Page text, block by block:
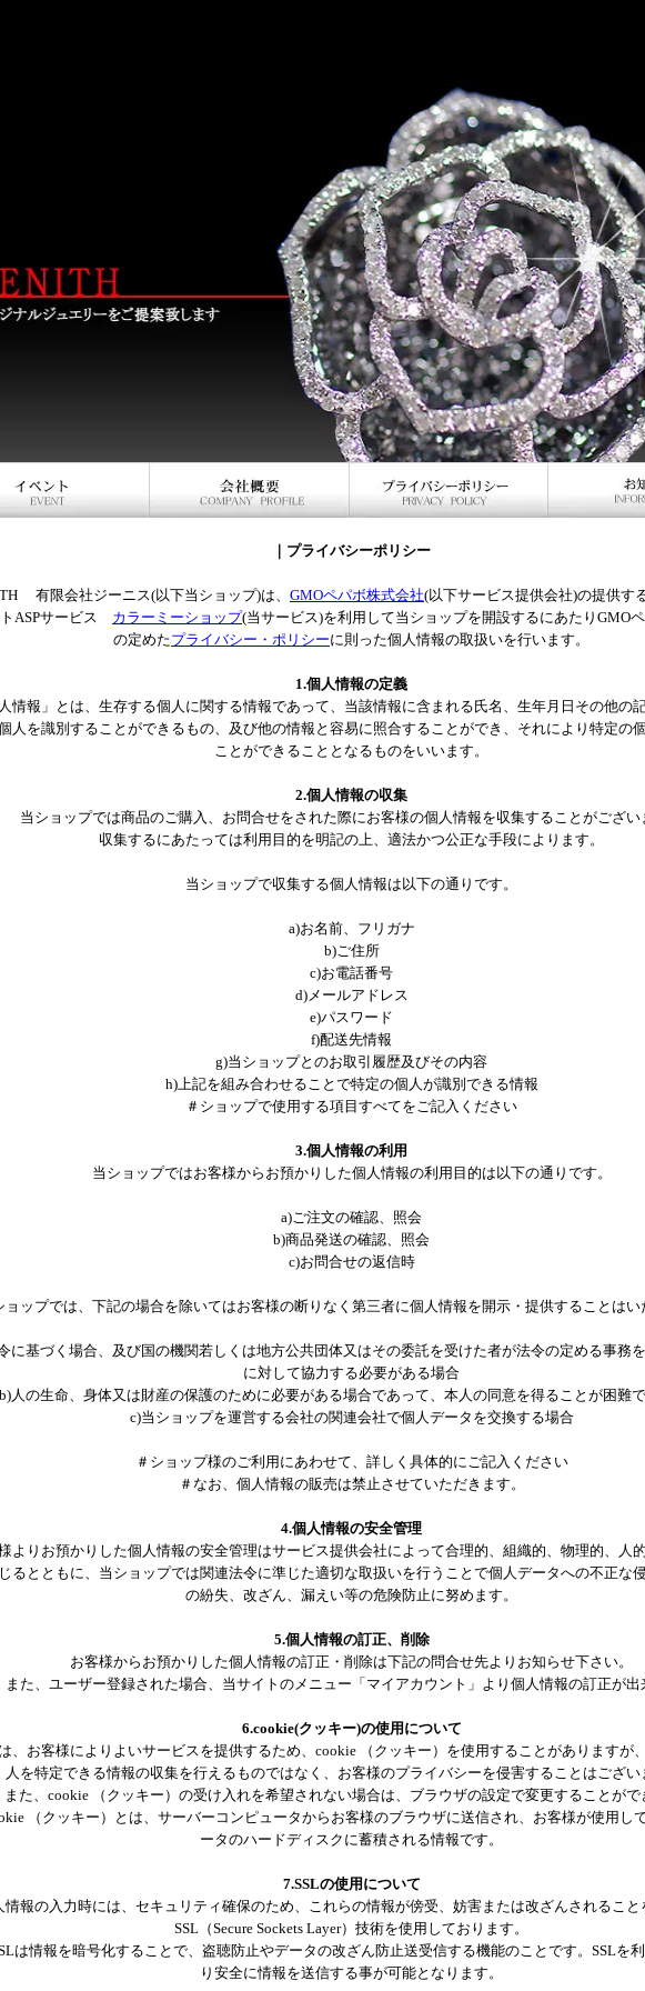
｜プライバシーポリシー
有限会社ジーニス(以下当ショップ)は、 GMOペパボ株式会社(以下サービス提供会社)の提供す
ASPサービス カラーミーショップ(当サービス)を利用して当ショップを開設するにあたりGMO
の定めたプライバシー・ポリシーに則った個人情報の取扱いを行います。
1.個人情報の定義
情報」とは、生存する個人に関する情報であって、当該情報に含まれる氏名、生年月日その他の
人を識別することができるもの、及び他の情報と容易に照合することができ、それにより特定の
ことができることとなるものをいいます。
2.個人情報の収集
当ショップでは商品のご購入、お問合せをされた際にお客様の個人情報を収集することがござい
収集するにあたっては利用目的を明記の上、適法かつ公正な手段によります。
当ショップで収集する個人情報は以下の通りです。
a)お名前、フリガナ
b)ご住所
c)お電話番号
d)メールアドレス
e)パスワード
f)配送先情報
g)当ショップとのお取引履歴及びその内容
h)上記を組み合わせることで特定の個人が識別できる情報
＃ショップで使用する項目すべてをご記入ください
3.個人情報の利用
当ショップではお客様からお預かりした個人情報の利用目的は以下の通りです。
a)ご注文の確認、照会
b)商品発送の確認、照会
c)お問合せの返信時
ョップでは、下記の場合を除いてはお客様の断りなく第三者に個人情報を開示・提供することはい
に基づく場合、及び国の機関若しくは地方公共団体又はその委託を受けた者が法令の定める事務
に対して協力する必要がある場合
b)人の生命、身体又は財産の保護のために必要がある場合であって、本人の同意を得ることが困難
c)当ショップを運営する会社の関連会社で個人データを交換する場合
＃ショップ様のご利用にあわせて、詳しく具体的にご記入ください
＃なお、個人情報の販売は禁止させていただきます。
4.個人情報の安全管理
よりお預かりした個人情報の安全管理はサービス提供会社によって合理的、組織的、物理的、人
るとともに、当ショップでは関連法令に準じた適切な取扱いを行うことで個人データへの不正な
の紛失、改ざん、漏えい等の危険防止に努めます。
5.個人情報の訂正、削除
お客様からお預かりした個人情報の訂正・削除は下記の問合せ先よりお知らせ下さい。
また、ユーザー登録された場合、当サイトのメニュー「マイアカウント」より個人情報の訂正が出
6.cookie(クッキー)の使用について
、お客様によりよいサービスを提供するため、cookie （クッキー）を使用することがありますが
人を特定できる情報の収集を行えるものではなく、お客様のプライバシーを侵害することはござい
また、cookie （クッキー）の受け入れを希望されない場合は、ブラウザの設定で変更することがで
（クッキー）とは、サーバーコンピュータからお客様のブラウザに送信され、お客様が使用し
ータのハードディスクに蓄積される情報です。
7.SSLの使用について
情報の入力時には、セキュリティ確保のため、これらの情報が傍受、妨害または改ざんされること
SSL（Secure Sockets Layer）技術を使用しております。
は情報を暗号化することで、盗聴防止やデータの改ざん防止送受信する機能のことです。SSLを
り安全に情報を送信する事が可能となります。